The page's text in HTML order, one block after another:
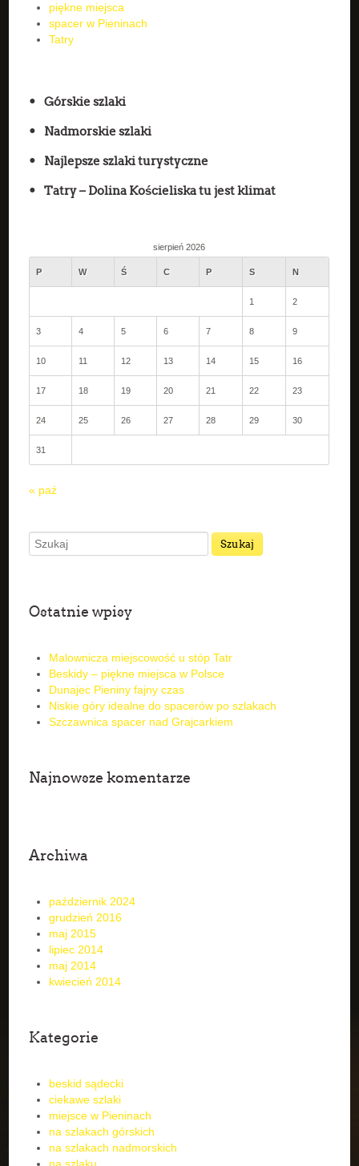
piękne miejsca
spacer w Pieninach
Tatry
Górskie szlaki
Nadmorskie szlaki
Najlepsze szlaki turystyczne
Tatry – Dolina Kościeliska tu jest klimat
sierpień 2026
P W Ś C P S N
1 2
3 4 5 6 7 8 9
10 11 12 13 14 15 16
17 18 19 20 21 22 23
24 25 26 27 28 29 30
31
« paź
Ostatnie wpisy
Malownicza miejscowość u stóp Tatr
Beskidy – piękne miejsca w Polsce
Dunajec Pieniny fajny czas
Niskie góry idealne do spacerów po szlakach
Szczawnica spacer nad Grajcarkiem
Najnowsze komentarze
Archiwa
październik 2024
grudzień 2016
maj 2015
lipiec 2014
maj 2014
kwiecień 2014
Kategorie
beskid sądecki
ciekawe szlaki
miejsce w Pieninach
na szlakach górskich
na szlakach nadmorskich